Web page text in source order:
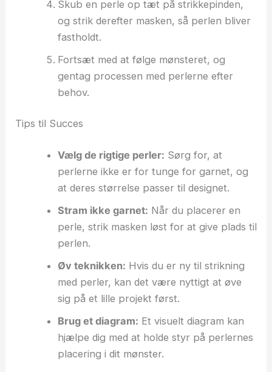
Skub en perle op tæt på strikkepinden,
og strik derefter masken, så perlen bliver
fastholdt.
Fortsæt med at følge mønsteret, og
gentag processen med perlerne efter
behov.
Tips til Succes
Vælg de rigtige perler: Sørg for, at
perlerne ikke er for tunge for garnet, og
at deres størrelse passer til designet.
Stram ikke garnet: Når du placerer en
perle, strik masken løst for at give plads til
perlen.
Øv teknikken: Hvis du er ny til strikning
med perler, kan det være nyttigt at øve
sig på et lille projekt først.
Brug et diagram: Et visuelt diagram kan
hjælpe dig med at holde styr på perlernes
placering i dit mønster.